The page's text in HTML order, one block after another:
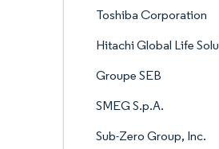
Toshiba Corporation
Hitachi Global Life
Groupe SEB
SMEG S.p.A.
Sub-Zero Group, Inc.